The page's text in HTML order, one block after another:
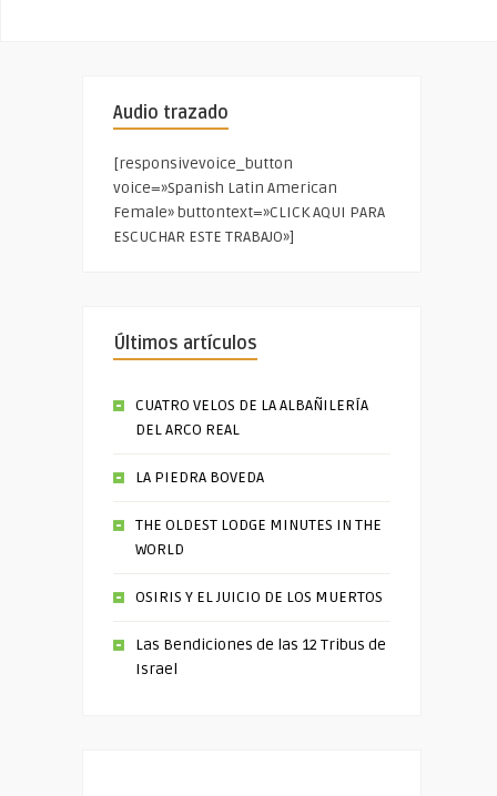
Audio trazado
[responsivevoice_button
voice=»Spanish Latin American
Female» buttontext=»CLICK AQUI PARA
ESCUCHAR ESTE TRABAJO»]
Últimos artículos
CUATRO VELOS DE LA ALBAÑILERÍA
DEL ARCO REAL
LA PIEDRA BOVEDA
THE OLDEST LODGE MINUTES IN THE
WORLD
OSIRIS Y EL JUICIO DE LOS MUERTOS
Las Bendiciones de las 12 Tribus de
Israel